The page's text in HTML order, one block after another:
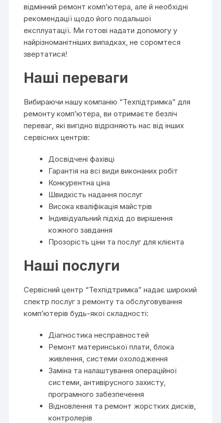
відмінний ремонт комп’ютера, але й необхідні
рекомендації щодо його подальшої
експлуатації. Ми готові надати допомогу у
найрізноманітніших випадках, не соромтеся
звертатися!
Наші переваги
Вибираючи нашу компанію “Техпідтримка” для
ремонту комп’ютера, ви отримаєте безліч
переваг, які вигідно відрізняють нас від інших
сервісних центрів:
Досвідчені фахівці
Гарантія на всі види виконаних робіт
Конкурентна ціна
Швидкість надання послуг
Висока кваліфікація майстрів
Індивідуальний підхід до вирішення
кожного завдання
Прозорість ціни та послуг для клієнта
Наші послуги
Сервісний центр “Техпідтримка” надає широкий
спектр послуг з ремонту та обслуговування
комп’ютерів будь-якої складності:
Діагностика несправностей
Ремонт материнської плати, блока
живлення, системи охолодження
Заміна та налаштування операційної
системи, антивірусного захисту,
програмного забезпечення
Відновлення та ремонт жорстких дисків,
контролерів